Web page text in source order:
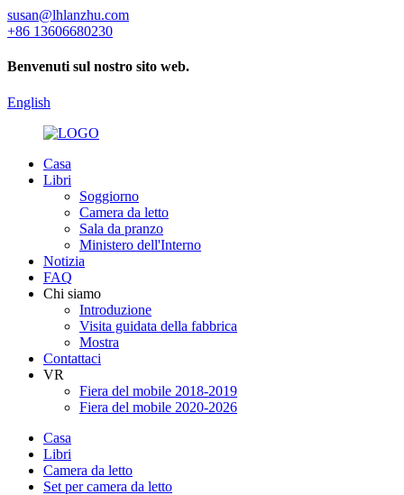
susan@lhlanzhu.com
+86 13606680230
Benvenuti sul nostro sito web.
English
Casa
Libri
Soggiorno
Camera da letto
Sala da pranzo
Ministero dell'Interno
Notizia
FAQ
Chi siamo
Introduzione
Visita guidata della fabbrica
Mostra
Contattaci
VR
Fiera del mobile 2018-2019
Fiera del mobile 2020-2026
Casa
Libri
Camera da letto
Set per camera da letto